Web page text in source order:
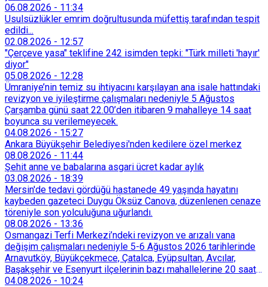
06.08.2026 - 11:34
Usulsüzlükler emrim doğrultusunda müfettiş tarafından tespit
edildi...
02.08.2026 - 12:57
"Çerçeve yasa" teklifine 242 isimden tepki: "Türk milleti 'hayır'
diyor"
05.08.2026 - 12:28
Ümraniye’nin temiz su ihtiyacını karşılayan ana isale hattındaki
revizyon ve iyileştirme çalışmaları nedeniyle 5 Ağustos
Çarşamba günü saat 22.00’den itibaren 9 mahalleye 14 saat
boyunca su verilemeyecek.
04.08.2026 - 15:27
Ankara Büyükşehir Belediyesi'nden kedilere özel merkez
08.08.2026 - 11:44
Şehit anne ve babalarına asgari ücret kadar aylık
03.08.2026 - 18:39
Mersin'de tedavi gördüğü hastanede 49 yaşında hayatını
kaybeden gazeteci Duygu Öksüz Canova, düzenlenen cenaze
töreniyle son yolculuğuna uğurlandı.
08.08.2026 - 13:36
Osmangazi Terfi Merkezi’ndeki revizyon ve arızalı vana
değişim çalışmaları nedeniyle 5-6 Ağustos 2026 tarihlerinde
Arnavutköy, Büyükçekmece, Çatalca, Eyüpsultan, Avcılar,
Başakşehir ve Esenyurt ilçelerinin bazı mahallelerine 20 saat
süreyle su verilemeyecek.
04.08.2026 - 10:24